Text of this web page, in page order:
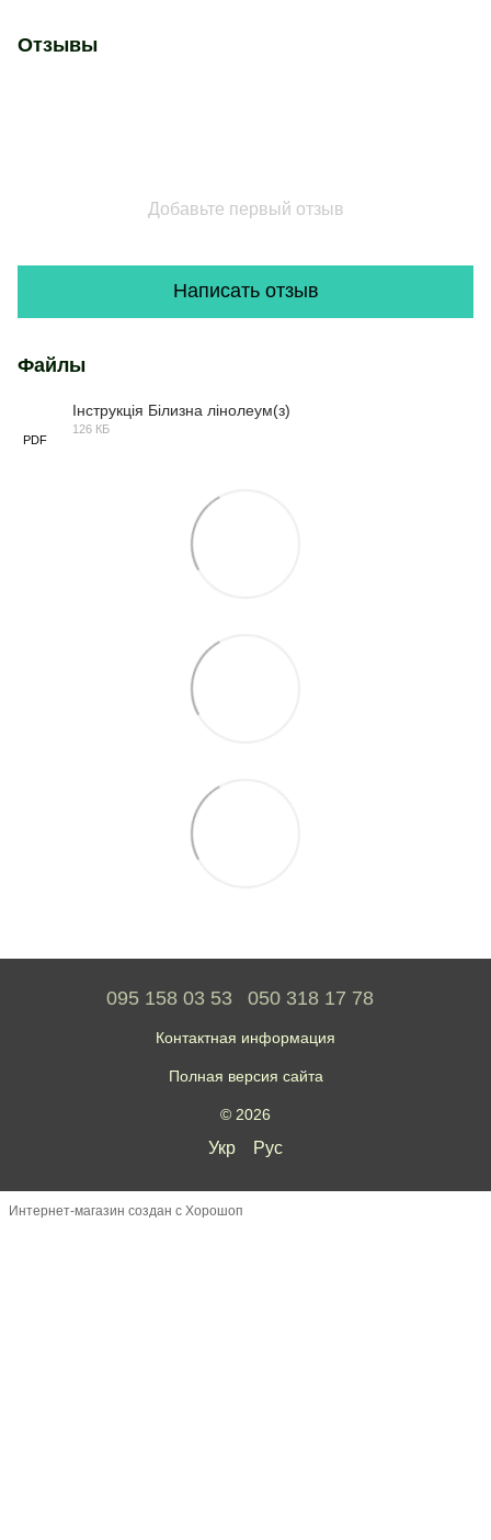
Отзывы
Добавьте первый отзыв
Написать отзыв
Файлы
PDF
Інструкція Білизна лінолеум(з)
126 КБ
095 158 03 53 050 318 17 78
Контактная информация
Полная версия сайта
© 2026
Укр Рус
Интернет-магазин создан с Хорошоп